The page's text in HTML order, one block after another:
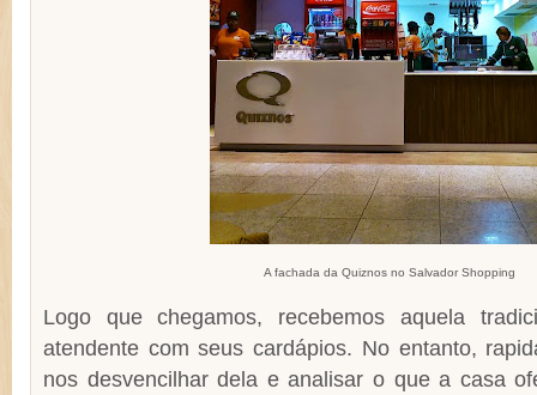
A fachada da Quiznos no Salvador Shopping
Logo que chegamos, recebemos aquela
atendente com seus cardápios. No entanto,
nos desvencilhar dela e analisar o que a casa